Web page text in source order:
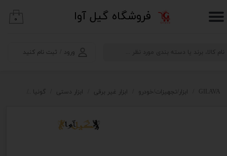
​فروشگاه گیل آوا
ورود ثبت نام کنید
حساب کاربری من
خروج از حساب کاربری
۰
GILAVA ابزار/تجهیزات/خودرو ابزار غیر برقی ابزار دستی گونیا